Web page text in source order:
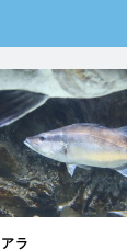
アラ